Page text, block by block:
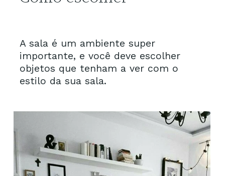
A sala é um ambiente super
importante, e você deve escolher
objetos que tenham a ver com o
estilo da sua sala.